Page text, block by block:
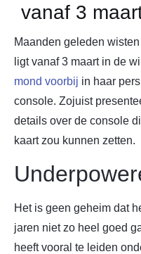
vanaf 3
Maanden geleden
ligt vanaf 3 maart in de
mond voorbij in haar
console. Zojuist
details over de console
kaart zou kunnen zetten.
Het is geen geheim dat
jaren niet zo heel goed
heeft vooral te leiden